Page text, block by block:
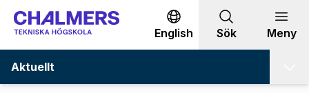
Gå till innehållet
English Sök Meny
Aktuellt